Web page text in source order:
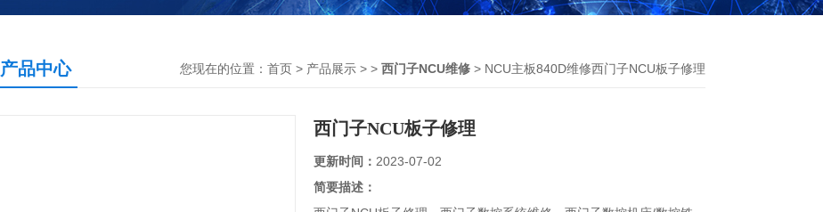
产品中心 您现在的位置： 首页 > 产品展示 > > 西门子NCU维修 > NCU主板840D维修西门子NCU板子修理
西门子NCU板子修理
更新时间： 2023-07-02
简要描述：